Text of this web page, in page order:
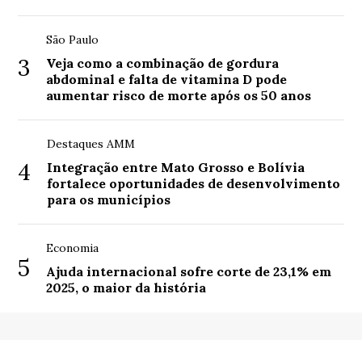
3
São Paulo
Veja como a combinação de gordura
abdominal e falta de vitamina D pode
aumentar risco de morte após os 50 anos
4
Destaques AMM
Integração entre Mato Grosso e Bolívia
fortalece oportunidades de desenvolvimento
para os municípios
5
Economia
Ajuda internacional sofre corte de 23,1% em
2025, o maior da história